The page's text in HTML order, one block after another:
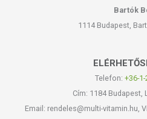
Bartók
1114 Budapest,
Telefon: +36-
Cím: 1184 Budapest,
Email: rendeles@multi-vitamin.hu,